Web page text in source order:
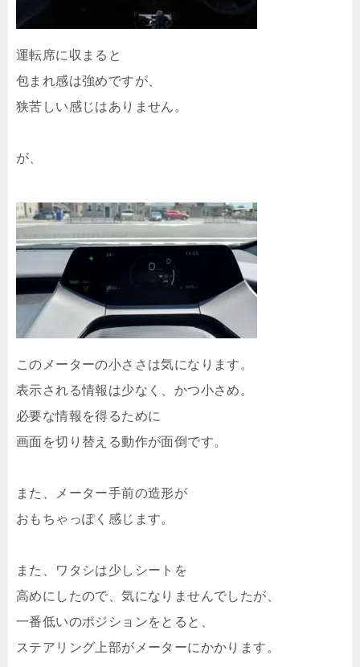
運転席に収まると
包まれ感は強めですが、
狭苦しい感じはありません。
が、
このメーターの小ささは気になります。
表示される情報は少なく、かつ小さめ。
必要な情報を得るために
画面を切り替える動作が面倒です。
また、メーター手前の造形が
おもちゃっぽく感じます。
また、ワタシは少しシートを
高めにしたので、気になりませんでしたが、
一番低いのポジションをとると、
ステアリング上部がメーターにかかります。